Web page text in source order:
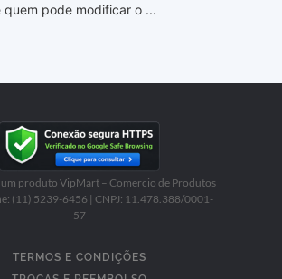
pode modificar o ...
um produto VipMart – Comercio de Produtos
(11) 5239-6456 | CNPJ: 11.478.388/0001-
57
TERMOS E CONDIÇÕES